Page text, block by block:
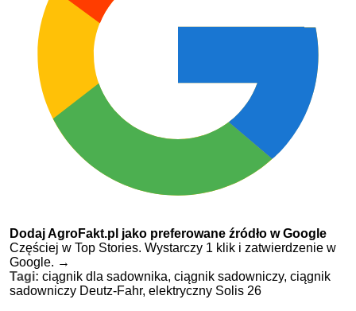
Dodaj AgroFakt.pl jako preferowane źródło w Google
Częściej w Top Stories. Wystarczy 1 klik i zatwierdzenie w
Google. →
Tagi: ciągnik dla sadownika, ciągnik sadowniczy, ciągnik
sadowniczy Deutz-Fahr, elektryczny Solis 26